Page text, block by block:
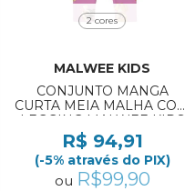
2 cores
MALWEE KIDS
CONJUNTO MANGA
CURTA MEIA MALHA COM
LEGGING MALWEE KIDS
REF:1000139673 4/8
R$ 94,91
(-5% através do PIX)
ou R$99,90